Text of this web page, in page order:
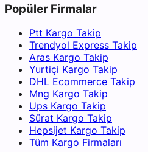
Popüler Firmalar
Ptt Kargo Takip
Trendyol Express Takip
Aras Kargo Takip
Yurtiçi Kargo Takip
DHL Ecommerce Takip
Mng Kargo Takip
Ups Kargo Takip
Sürat Kargo Takip
Hepsijet Kargo Takip
Tüm Kargo Firmaları